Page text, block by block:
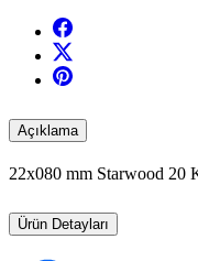
Açıklama
22x080 mm Starwood 20
Ürün Detayları